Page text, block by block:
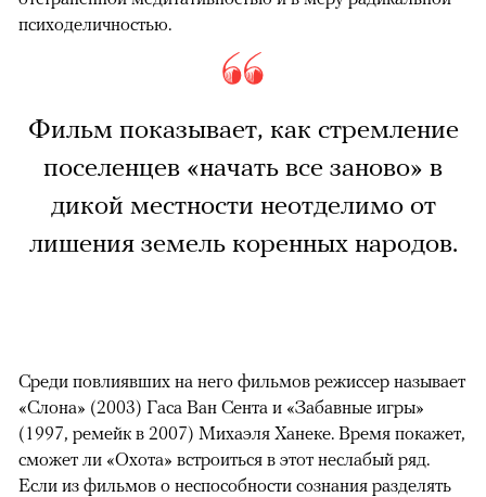
психоделичностью.
Фильм показывает, как стремление
поселенцев «начать все заново» в
дикой местности неотделимо от
лишения земель коренных народов.
Среди повлиявших на него фильмов режиссер называет
«Слона» (2003) Гаса Ван Сента и «Забавные игры»
(1997, ремейк в 2007) Михаэля Ханеке. Время покажет,
сможет ли «Охота» встроиться в этот неслабый ряд.
Если из фильмов о неспособности сознания разделять